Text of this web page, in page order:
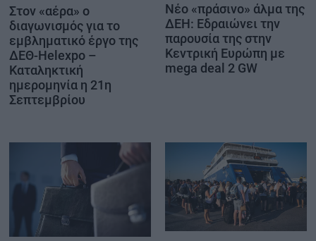
Στον «αέρα» ο
διαγωνισμός για το
εμβληματικό έργο της
ΔΕΘ-Helexpo –
Καταληκτική
ημερομηνία η 21η
Σεπτεμβρίου
Νέο «πράσινο» άλμα της
ΔΕΗ: Εδραιώνει την
παρουσία της στην
Κεντρική Ευρώπη με
mega deal 2 GW